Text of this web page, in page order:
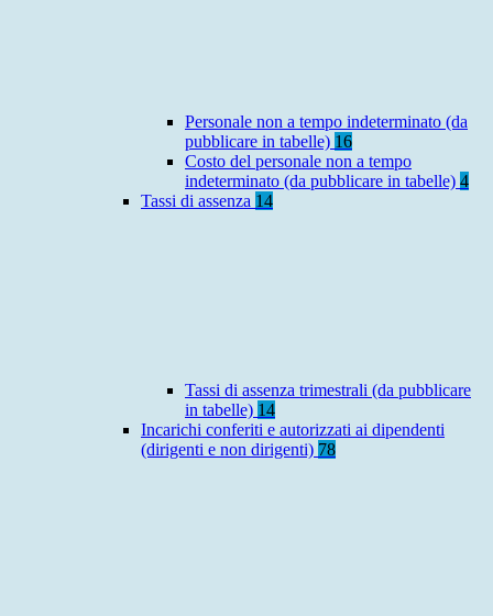
Personale non a tempo indeterminato (da
pubblicare in tabelle) 16
Costo del personale non a tempo
indeterminato (da pubblicare in tabelle) 4
Tassi di assenza 14
Tassi di assenza trimestrali (da pubblicare
in tabelle) 14
Incarichi conferiti e autorizzati ai dipendenti
(dirigenti e non dirigenti) 78